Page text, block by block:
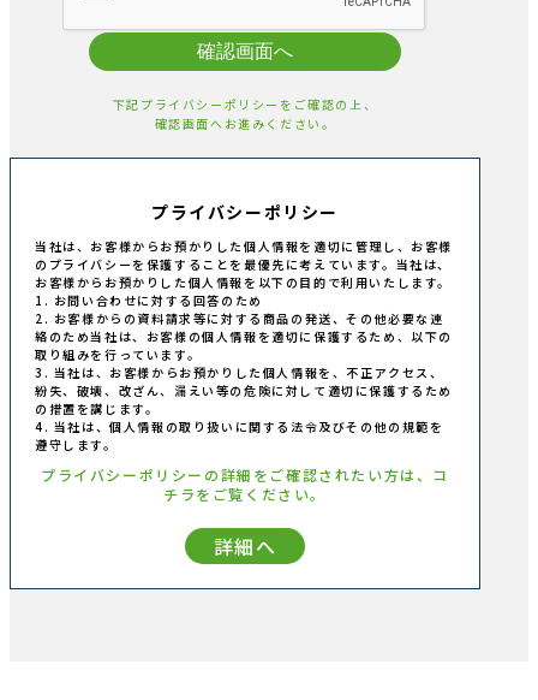
確認画面へ
下記プライバシーポリシーをご確認の上、
確認画面へお進みください。
プライバシーポリシー
当社は、お客様からお預かりした個人情報を適切に管理し、お客様
のプライバシーを保護することを最優先に考えています。当社は、
お客様からお預かりした個人情報を以下の目的で利用いたします。
1. お問い合わせに対する回答のため
2. お客様からの資料請求等に対する商品の発送、その他必要な連
絡のため当社は、お客様の個人情報を適切に保護するため、以下の
取り組みを行っています。
3. 当社は、お客様からお預かりした個人情報を、不正アクセス、
紛失、破壊、改ざん、漏えい等の危険に対して適切に保護するため
の措置を講じます。
4. 当社は、個人情報の取り扱いに関する法令及びその他の規範を
遵守します。
プライバシーポリシーの詳細をご確認されたい方は、コ
チラをご覧ください。
詳細へ